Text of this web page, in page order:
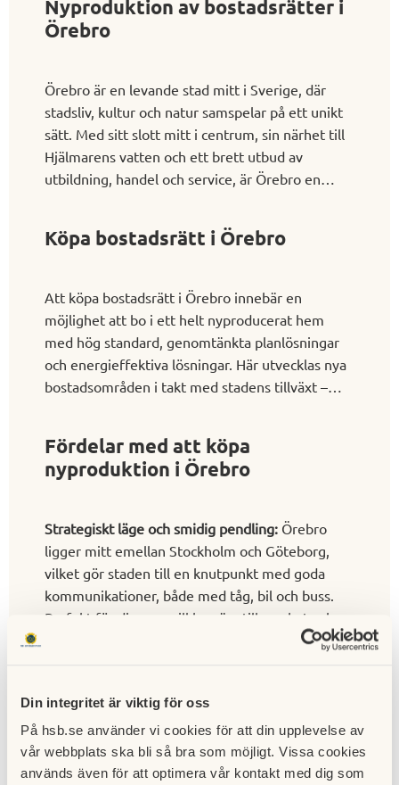
Din integritet är viktig för oss
På hsb.se använder vi cookies för att din upplevelse av
vår webbplats ska bli så bra som möjligt. Vissa cookies
används även för att optimera vår kontakt med dig som
Nyproduktion av bostadsrätter i
Örebro
Örebro är en levande stad mitt i Sverige, där
stadsliv, kultur och natur samspelar på ett unikt
sätt. Med sitt slott mitt i centrum, sin närhet till
Hjälmarens vatten och ett brett utbud av
utbildning, handel och service, är Örebro en
söker ett modernt och bekvämt boende finns ett
växande utbud av lägenheter till salu i Örebro
form.
Köpa bostadsrätt i Örebro
Att köpa bostadsrätt i Örebro innebär en
möjlighet att bo i ett helt nyproducerat hem
med hög standard, genomtänkta planlösningar
och energieffektiva lösningar. Här utvecklas nya
bostadsområden i takt med stadens tillväxt –
Örebro som passar både singelhushåll, par,
familjer och seniorer - alltså alla som söker ett
bekymmersfritt boende.
Fördelar med att köpa
nyproduktion i Örebro
Strategiskt läge och smidig pendling: Örebro
ligger mitt emellan Stockholm och Göteborg,
vilket gör staden till en knutpunkt med goda
kommunikationer, både med tåg, bil och buss.
Perfekt för dig som vill ha nära till mycket och
ändå bo på en plats med ett lugnare tempo.
är lätt att ta sig ut i naturen för rekreation,
motion och avkoppling, samtidigt som du har allt
du behöver i city.